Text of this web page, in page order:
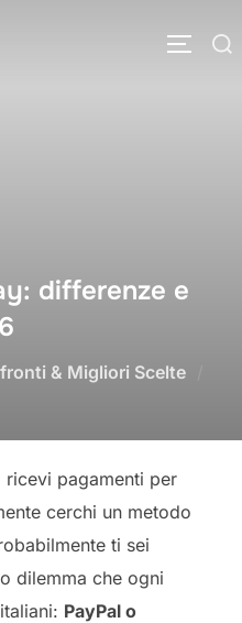
Cerca APRI/
differenze e
& Migliori Scelte
ricevi pagamenti per
cerchi un metodo
ti sei
dilemma che ogni
PayPal o